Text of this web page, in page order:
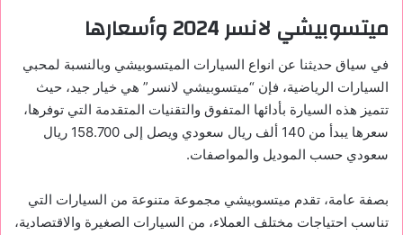
ميتسوبيشي لانسر 2024 وأسعارها
في سياق حديثنا عن انواع السيارات الميتسوبيشي وبالنسبة لمحبي
السيارات الرياضية، فإن “ميتسوبيشي لانسر” هي خيار جيد، حيث
تتميز هذه السيارة بأدائها المتفوق والتقنيات المتقدمة التي توفرها،
سعرها يبدأ من 140 ألف ريال سعودي ويصل إلى 158.700 ريال
سعودي حسب الموديل والمواصفات.
بصفة عامة، تقدم ميتسوبيشي مجموعة متنوعة من السيارات التي
تناسب احتياجات مختلف العملاء، من السيارات الصغيرة والاقتصادية،